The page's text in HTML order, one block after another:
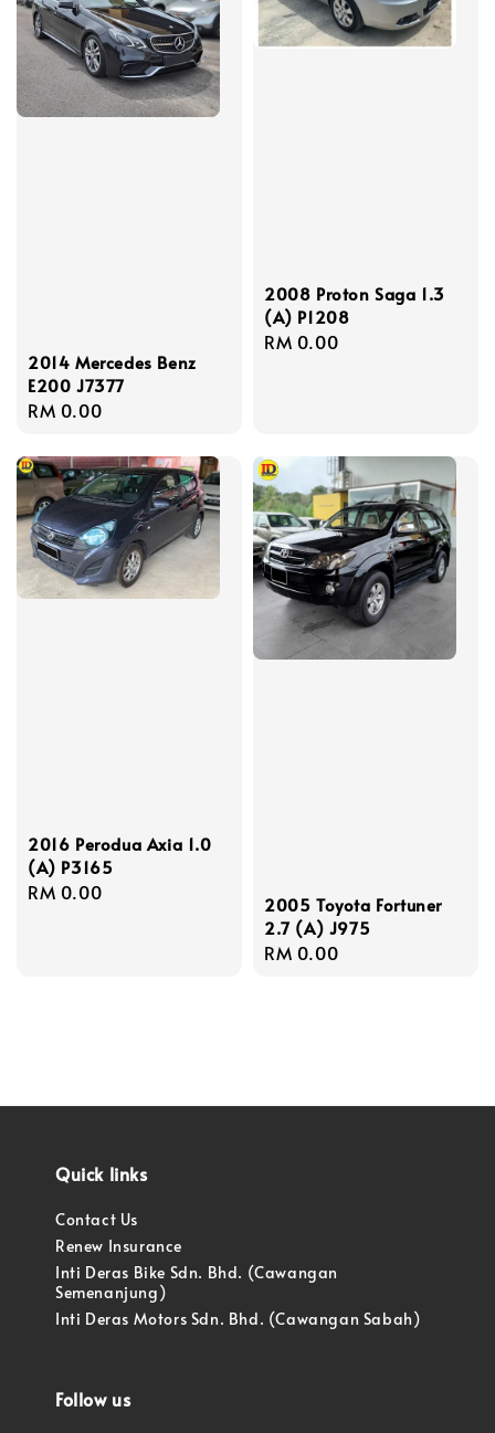
2014 Mercedes Benz
E200 J7377
Regular
RM 0.00
2008 Proton Saga 1.3
(A) P1208
Regular
RM 0.00
2016 Perodua Axia 1.0
(A) P3165
Regular
RM 0.00
2005 Toyota Fortuner
2.7 (A) J975
Regular
RM 0.00
Quick links
Contact Us
Renew Insurance
Inti Deras Bike Sdn. Bhd. (Cawangan
Semenanjung)
Inti Deras Motors Sdn. Bhd. (Cawangan Sabah)
Follow us